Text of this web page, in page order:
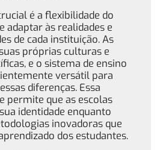
é a flexibilidade do
adaptar às realidades e
de cada instituição. As
próprias culturas e
e o sistema de ensino
versátil para
diferenças. Essa
permite que as escolas
identidade enquanto
inovadoras que
dos estudantes.